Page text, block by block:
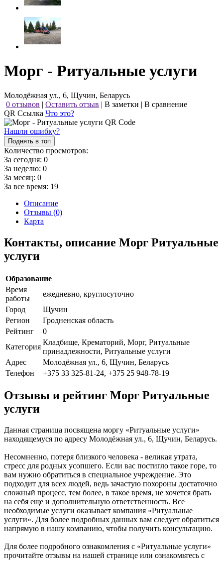
Морг - Ритуальные услуги
Молодёжная ул., 6, Щучин, Беларусь
0 отзывов | Оставить отзыв | В заметки | В сравнение
QR Ссылка Что это?
Нашли ошибку?
Поднять в топ
Количество просмотров:
За сегодня: 0
За неделю: 0
За месяц: 0
За все время: 19
Описание
Отзывы (0)
Карта
Контакты, описание Морг Ритуальные
услуги
Образование
Время
работы
ежедневно, круглосуточно
Город
Щучин
Регион
Гродненская область
Рейтинг
0
Категория
Кладбище, Крематорий, Морг, Ритуальные
принадлежности, Ритуальные услуги
Адрес
Молодёжная ул., 6, Щучин, Беларусь
Телефон
+375 33 325-81-24, +375 25 948-78-19
Отзывы и рейтинг Морг Ритуальные
услуги
Данная страница посвящена моргу «Ритуальные услуги»
находящемуся по адресу Молодёжная ул., 6, Щучин, Беларусь.
Несомненно, потеря близкого человека - великая утрата,
стресс для родных усопшего. Если вас постигло такое горе, то
вам нужно обратиться в специальное учреждение. Это
подходит для всех людей, ведь зачастую похороны достаточно
сложный процесс, тем более, в такое время, не хочется брать
на себя еще и дополнительную ответственность. Все
необходимые услуги оказывает компания «Ритуальные
услуги». Для более подробных данных вам следует обратиться
напрямую в нашу компанию, чтобы получить консультацию.
Для более подробного ознакомления с «Ритуальные услуги»
прочитайте отзывы на нашей странице или ознакомьтесь с